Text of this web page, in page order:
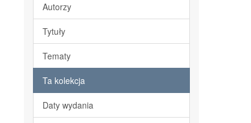
Autorzy
Tytuły
Tematy
Ta kolekcja
Daty wydania